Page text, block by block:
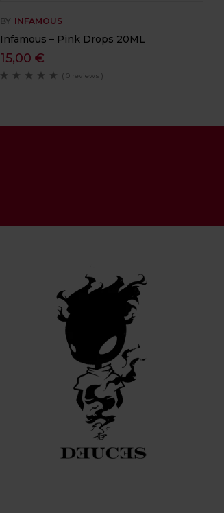
BY INFAMOUS
Infamous – Pink Drops 20ML
15,00 €
( 0 reviews )